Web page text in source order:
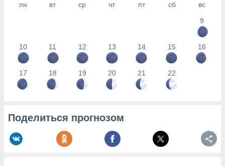
пн вт ср чт пт сб
вс
9
10 11 12 13 14 15 16
17 18 19 20 21 22
Поделиться прогнозом